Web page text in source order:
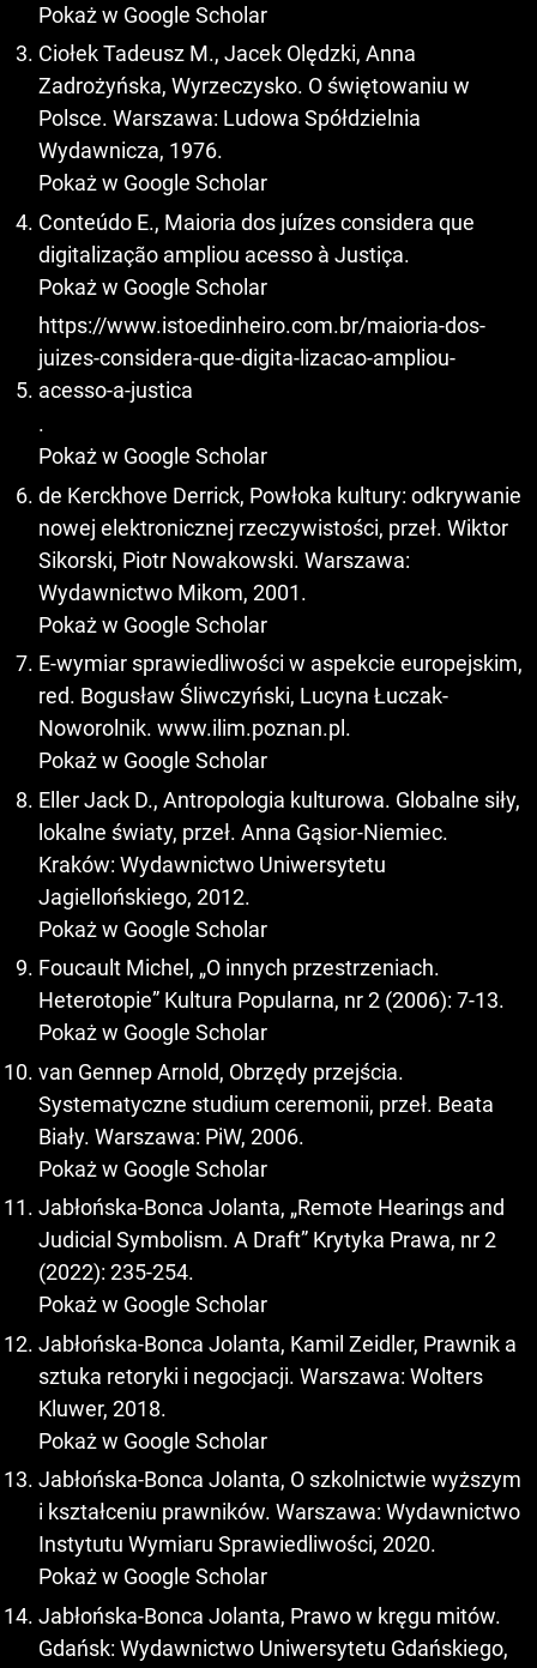
Pokaż w Google Scholar
Ciołek Tadeusz M., Jacek Olędzki, Anna
Zadrożyńska, Wyrzeczysko. O świętowaniu w
Polsce. Warszawa: Ludowa Spółdzielnia
Wydawnicza, 1976.
Pokaż w Google Scholar
Conteúdo E., Maioria dos juízes considera que
digitalização ampliou acesso à Justiça.
Pokaż w Google Scholar
https://www.istoedinheiro.com.br/maioria-dos-
juizes-considera-que-digita-lizacao-ampliou-
acesso-a-justica
.
Pokaż w Google Scholar
de Kerckhove Derrick, Powłoka kultury: odkrywanie
nowej elektronicznej rzeczywistości, przeł. Wiktor
Sikorski, Piotr Nowakowski. Warszawa:
Wydawnictwo Mikom, 2001.
Pokaż w Google Scholar
E-wymiar sprawiedliwości w aspekcie europejskim,
red. Bogusław Śliwczyński, Lucyna Łuczak-
Noworolnik. www.ilim.poznan.pl.
Pokaż w Google Scholar
Eller Jack D., Antropologia kulturowa. Globalne siły,
lokalne światy, przeł. Anna Gąsior-Niemiec.
Kraków: Wydawnictwo Uniwersytetu
Jagiellońskiego, 2012.
Pokaż w Google Scholar
Foucault Michel, „O innych przestrzeniach.
Heterotopie” Kultura Popularna, nr 2 (2006): 7-13.
Pokaż w Google Scholar
van Gennep Arnold, Obrzędy przejścia.
Systematyczne studium ceremonii, przeł. Beata
Biały. Warszawa: PiW, 2006.
Pokaż w Google Scholar
Jabłońska-Bonca Jolanta, „Remote Hearings and
Judicial Symbolism. A Draft” Krytyka Prawa, nr 2
(2022): 235-254.
Pokaż w Google Scholar
Jabłońska-Bonca Jolanta, Kamil Zeidler, Prawnik a
sztuka retoryki i negocjacji. Warszawa: Wolters
Kluwer, 2018.
Pokaż w Google Scholar
Jabłońska-Bonca Jolanta, O szkolnictwie wyższym
i kształceniu prawników. Warszawa: Wydawnictwo
Instytutu Wymiaru Sprawiedliwości, 2020.
Pokaż w Google Scholar
Jabłońska-Bonca Jolanta, Prawo w kręgu mitów.
Gdańsk: Wydawnictwo Uniwersytetu Gdańskiego,